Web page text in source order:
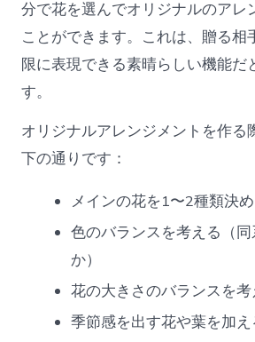
分で花を選んでオリジナルのアレ
ことができます。これは、贈る相
限に表現できる素晴らしい機能だ
す。
オリジナルアレンジメントを作る
下の通りです：
メインの花を1〜2種類決
色のバランスを考える（
か）
花の大きさのバランスを考
季節感を出す花や葉を加え